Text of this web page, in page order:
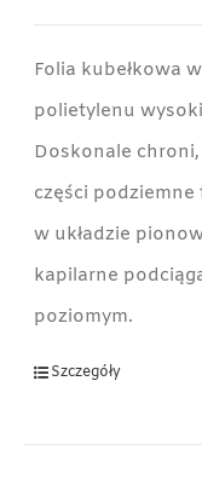
Folia kubełkowa
polietylenu
Doskonale
części
w układzie
kapilarne
poziomym.
Szczegóły